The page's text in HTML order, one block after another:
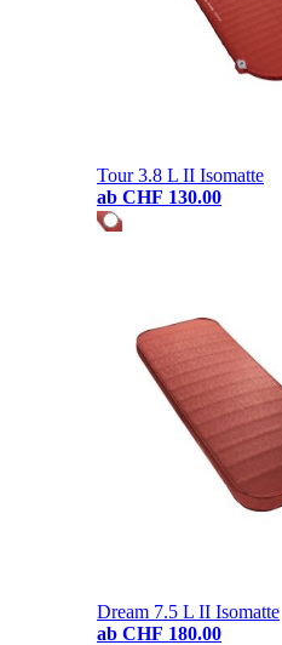
Tour 3.8 L II Isomatte
ab CHF 130.00
Dream 7.5 L II Isomatte
ab CHF 180.00